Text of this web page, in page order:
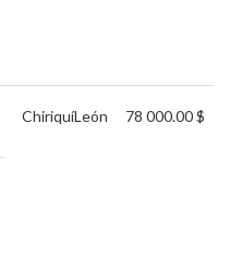
ChiriquíLeón 78 000.00 $